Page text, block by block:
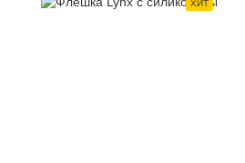
ХИТ